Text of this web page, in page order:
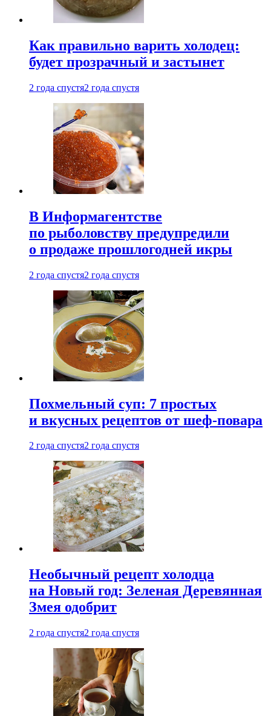
Как правильно варить холодец:
будет прозрачный и застынет
2 года спустя2 года спустя
В Информагентстве
по рыболовству предупредили
о продаже прошлогодней икры
2 года спустя2 года спустя
Похмельный суп: 7 простых
и вкусных рецептов от шеф-повара
2 года спустя2 года спустя
Необычный рецепт холодца
на Новый год: Зеленая Деревянная
Змея одобрит
2 года спустя2 года спустя